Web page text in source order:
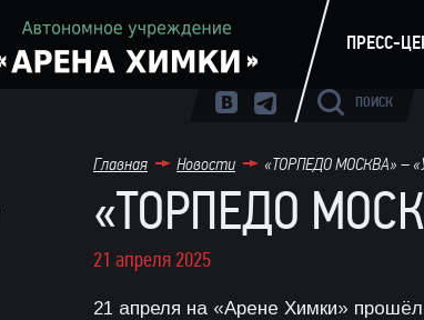
ПОИСК
ПРЕСС-
Главная Новости «ТОРПЕДО МОСКВА» –
«ТОРПЕДО
21 апреля 2025
21 апреля на «Арене Химки»